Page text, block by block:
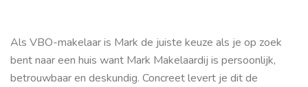
Als VBO-makelaar is Mark de juiste keuze als je op zoek
bent naar een huis want Mark Makelaardij is persoonlijk,
betrouwbaar en deskundig. Concreet levert je dit de